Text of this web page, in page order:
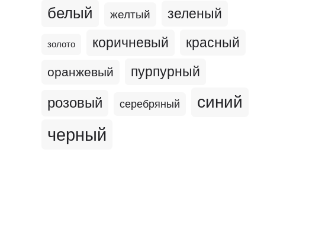
белый желтый зеленый
золото коричневый красный
оранжевый пурпурный
розовый серебряный синий
черный